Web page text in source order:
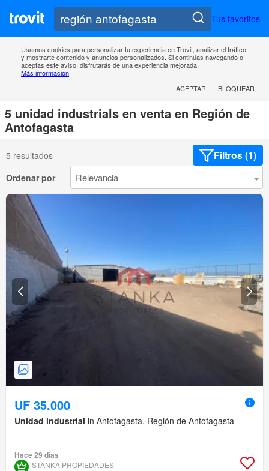
Tus favoritos
Usamos cookies para personalizar tu experiencia en Trovit, analizar el tráfico
y mostrarte contenido y anuncios personalizados. Si continúas navegando o
aceptas este aviso, disfrutarás de una experiencia mejorada.
Más información
ACEPTAR
BLOQUEAR
5 unidad industrials en venta en Región de
Antofagasta
5 resultados Filtros (1)
Ordenar por
UF 35.000
Unidad industrial in Antofagasta, Región de Antofagasta
Hace 29 días
STANKA PROPIEDADES